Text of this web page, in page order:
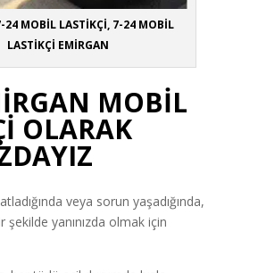
24 MOBİL LASTİKÇİ, 7-24 MOBİL
LASTİKÇİ EMİRGAN
MOBİL
OLARAK
veya sorun yaşadığında,
şekilde yanınızda olmak için